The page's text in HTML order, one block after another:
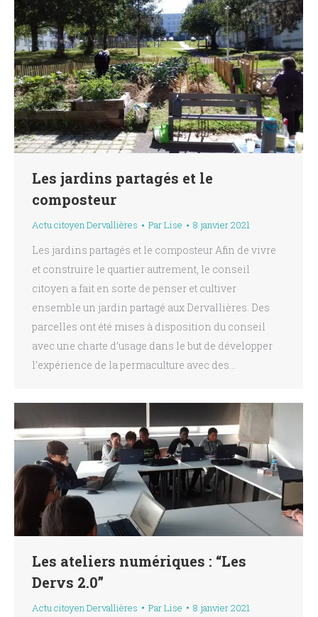
Les jardins partagés et le
composteur
Actu citoyen Dervallières ParLise 8 janvier 2021
Les jardins partagés et le composteur Afin de vivre
et construire le quartier autrement, le conseil
citoyen a fait en sorte de penser et cultiver
ensemble un jardin partagé aux Dervallières. Des
parcelles ont été mises à disposition du conseil
avec une charte d’usage dans le but de développer
l’expérience de la permaculture avec des…
Les ateliers numériques : “Les
Dervs 2.0”
Actu citoyen Dervallières ParLise 8 janvier 2021